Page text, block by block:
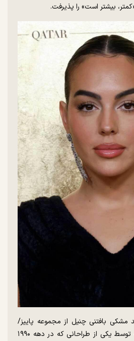
بیشتر است» را پذیرفت.
مشکی بافتنی چنیل از مجموعه پاییز/
زمستان ۱۹۹۳ آلایا بود که توسط یکی از طراحانی که در دهه ۱۹۹۰